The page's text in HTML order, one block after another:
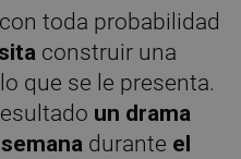
con toda probabilidad
construir una
que se le presenta.
un drama
durante el